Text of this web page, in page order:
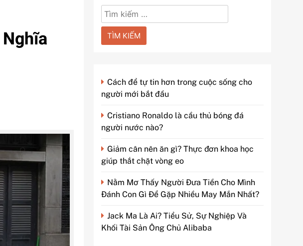
Tìm
kiếm
cho:
Cách để tự tin hơn trong cuộc sống cho
người mới bắt đầu
Cristiano Ronaldo là cầu thủ bóng đá
người nước nào?
Giảm cân nên ăn gì? Thực đơn khoa học
giúp thắt chặt vòng eo
Nằm Mơ Thấy Người Đưa Tiền Cho Mình
Đánh Con Gì Để Gặp Nhiều May Mắn Nhất?
Jack Ma Là Ai? Tiểu Sử, Sự Nghiệp Và
Khối Tài Sản Ông Chủ Alibaba